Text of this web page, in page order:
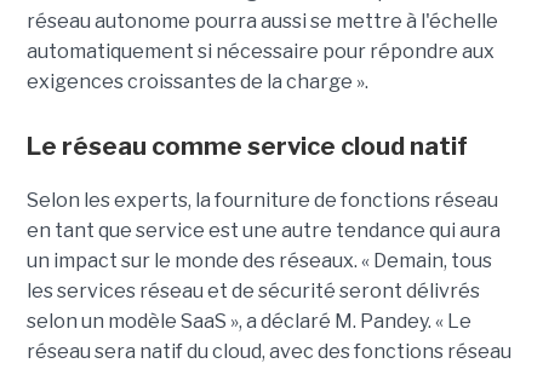
réseau autonome pourra aussi se mettre à l'échelle
automatiquement si nécessaire pour répondre aux
exigences croissantes de la charge ».
Le réseau comme service cloud natif
Selon les experts, la fourniture de fonctions réseau
en tant que service est une autre tendance qui aura
un impact sur le monde des réseaux. « Demain, tous
les services réseau et de sécurité seront délivrés
selon un modèle SaaS », a déclaré M. Pandey. « Le
réseau sera natif du cloud, avec des fonctions réseau